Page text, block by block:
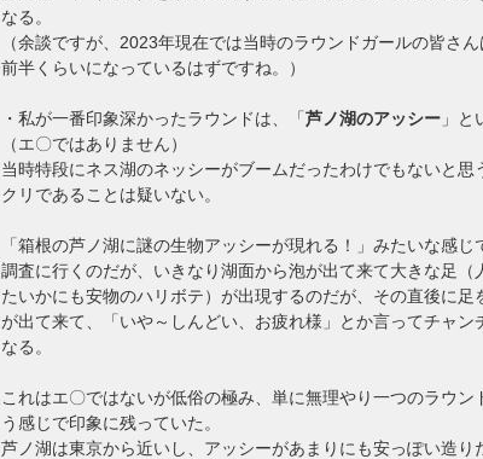
なる。
（余談ですが、2023年現在では当時のラウンドガールの皆さ
前半くらいになっているはずですね。）
・私が一番印象深かったラウンドは、「芦ノ湖のアッシー 」と
（エ〇ではありません）
当時特段にネス湖のネッシーがブームだったわけでもないと思
クリであることは疑いない。
「箱根の芦ノ湖に謎の生物アッシーが現れる！」みたいな感じ
調査に行くのだが、いきなり湖面から泡が出て来て大きな足（
たいかにも安物のハリボテ）が出現するのだが、その直後に足
が出て来て、「いや～しんどい、お疲れ様」とか言ってチャン
なる。
これはエ〇ではないが低俗の極み、単に無理やり一つのラウン
う感じで印象に残っていた。
芦ノ湖は東京から近いし、アッシーがあまりにも安っぽい造り